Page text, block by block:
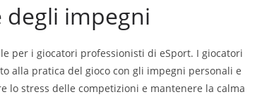
degli impegni
per i giocatori professionisti di eSport. I giocatori
alla pratica del gioco con gli impegni personali e
lo stress delle competizioni e mantenere la calma